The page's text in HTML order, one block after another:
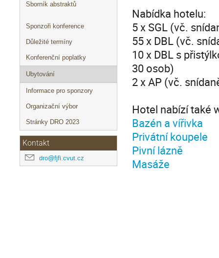
Sborník abstraktů
Sponzoři konference
Důležité termíny
Konferenční poplatky
Ubytování
Informace pro sponzory
Organizační výbor
Stránky DRO 2023
Kontakt
dro@fjfi.cvut.cz
Nabídka hotelu:
5 x SGL (vč.
55 x DBL (vč.
10 x DBL s
30 osob)
2 x AP (vč.
Hotel nabízí také
Bazén a vířivka
Privátní koupele
Pivní lázně
Masáže